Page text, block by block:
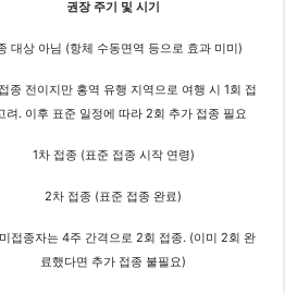
권장 주기 및 시기
대상 아님 (항체 수동면역 등으로 효과 미미)
종 전이지만 홍역 유행 지역으로 여행 시 1회 접
려​. 이후 표준 일정에 따라 2회 추가 접종 필요
1차 접종 (표준 접종 시작 연령)
2차 접종 (표준 접종 완료)
접종자는 4주 간격으로 2회 접종. (이미 2회 완
료했다면 추가 접종 불필요)​